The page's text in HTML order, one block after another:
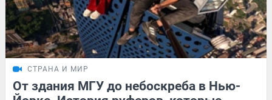
СТРАНА И МИР
От здания МГУ до небоскреба в Нью-